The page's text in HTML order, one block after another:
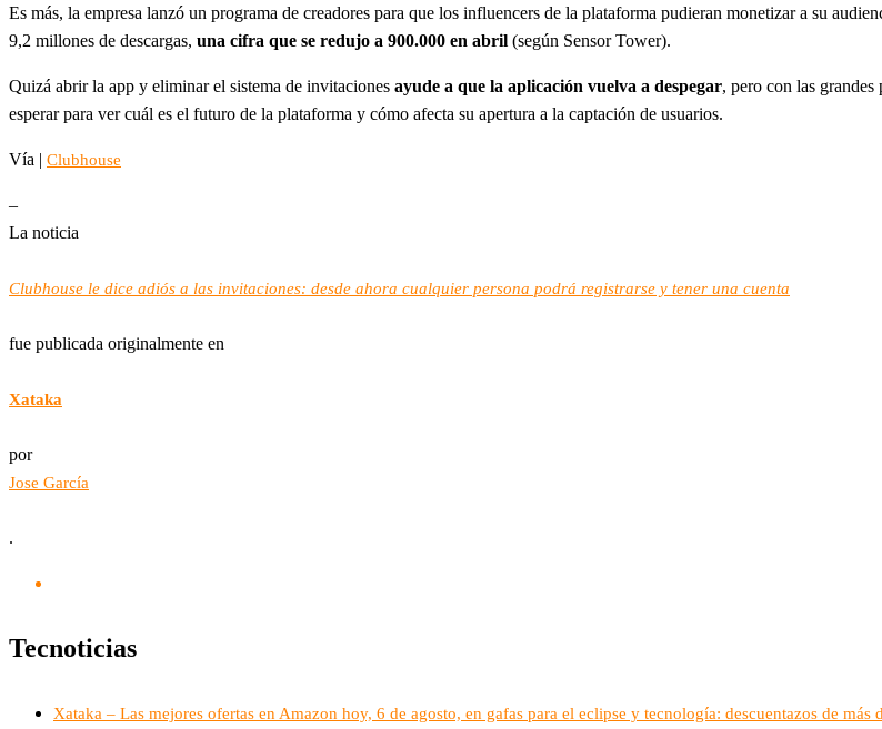
Es más, la empresa lanzó un programa de creadores para que los influencers de la plataforma pudieran monetizar a su
9,2 millones de descargas, una cifra que se redujo a 900.000 en abril (según Sensor Tower).
Quizá abrir la app y eliminar el sistema de invitaciones ayude a que la aplicación vuelva a despegar, pero con las
esperar para ver cuál es el futuro de la plataforma y cómo afecta su apertura a la captación de usuarios.
Vía | Clubhouse
–
La noticia
Clubhouse le dice adiós a las invitaciones: desde ahora cualquier persona podrá registrarse y tener una cuenta
fue publicada originalmente en
Xataka
por
Jose García
.
Tecnoticias
Xataka – Las mejores ofertas en Amazon hoy, 6 de agosto, en gafas para el eclipse y tecnología: descuentazos de más